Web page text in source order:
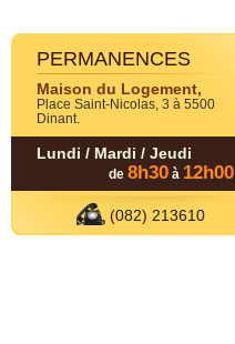
PERMANENCES
Maison du Logement,
Place Saint-Nicolas, 3 à 5500
Dinant.
Lundi / Mardi / Jeudi
de 8h30 à 12h00
(082) 213610